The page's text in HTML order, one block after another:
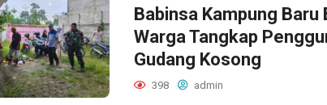
‎Babinsa Kampung Baru
Warga Tangkap
Gudang Kosong ‎
398 admin